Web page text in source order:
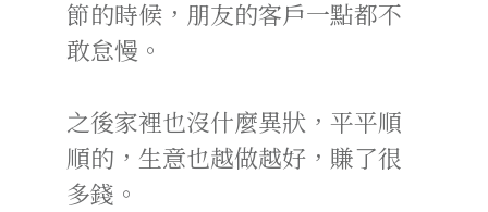
節的時候，朋友的客戶一點都不
敢怠慢。
之後家裡也沒什麼異狀，平平順
順的，生意也越做越好，賺了很
多錢。